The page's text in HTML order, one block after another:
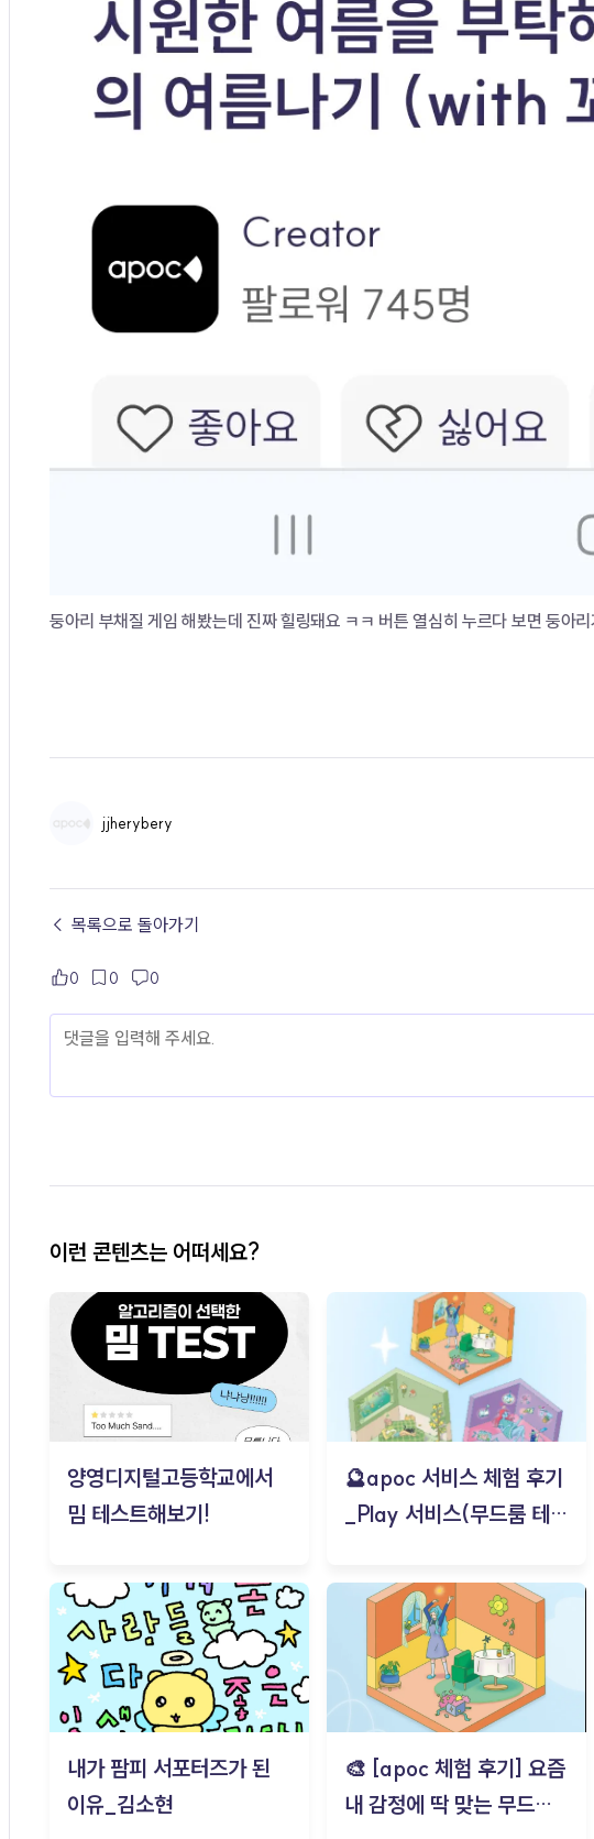
둥아리 부채질 게임 해봤는데 진짜 힐링돼요 ㅋㅋ 버튼 열심히 누르다 보면 둥아
jjherybery
← 목록으로 돌아가기
0 0 0
이런 콘텐츠는 어떠세요?
양영디지털고등학교에서
밈 테스트해보기!
🔮apoc 서비스 체험 후기
_Play 서비스(무드룸 테스
내가 팜피 서포터즈가 된
이유_김소현
🎨 [apoc 체험 후기] 요즘
내 감정에 딱 맞는 무드룸